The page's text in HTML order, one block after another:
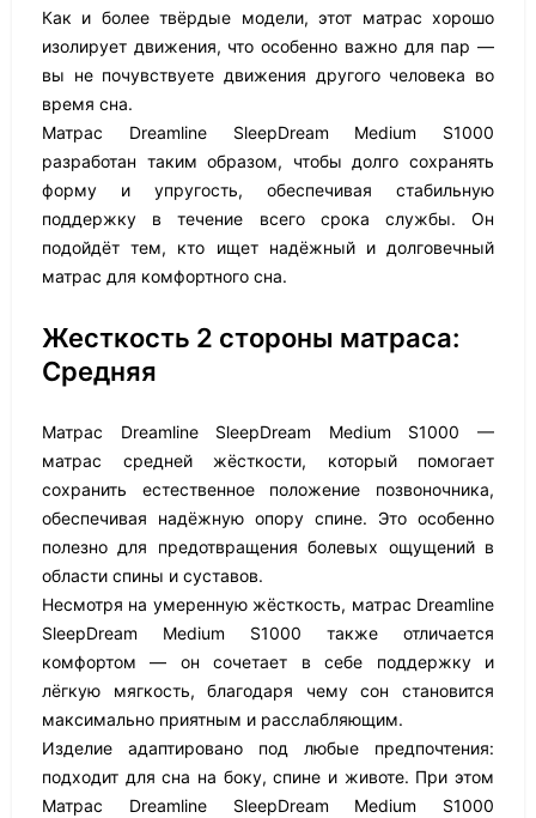
Как и более твёрдые модели, этот матрас хорошо
изолирует движения, что особенно важно для пар —
вы не почувствуете движения другого человека во
время сна.
Матрас Dreamline SleepDream Medium S1000
разработан таким образом, чтобы долго сохранять
форму и упругость, обеспечивая стабильную
поддержку в течение всего срока службы. Он
подойдёт тем, кто ищет надёжный и долговечный
матрас для комфортного сна.
Жесткость 2 стороны матраса:
Средняя
Матрас Dreamline SleepDream Medium S1000 —
матрас средней жёсткости, который помогает
сохранить естественное положение позвоночника,
обеспечивая надёжную опору спине. Это особенно
полезно для предотвращения болевых ощущений в
области спины и суставов.
Несмотря на умеренную жёсткость, матрас Dreamline
SleepDream Medium S1000 также отличается
комфортом — он сочетает в себе поддержку и
лёгкую мягкость, благодаря чему сон становится
максимально приятным и расслабляющим.
Изделие адаптировано под любые предпочтения:
подходит для сна на боку, спине и животе. При этом
Матрас Dreamline SleepDream Medium S1000